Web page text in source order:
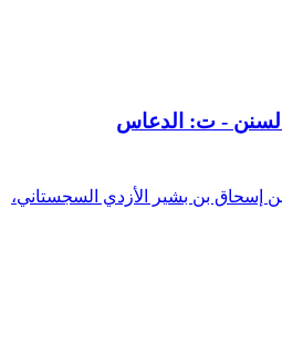
- ت: الدعاس
إسحاق بن بشير الأزدي السجستاني،